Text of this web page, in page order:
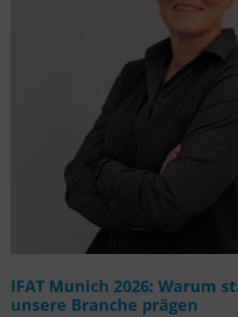
IFAT Munich 2026: Warum
unsere Branche prägen